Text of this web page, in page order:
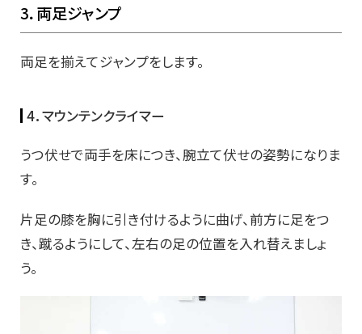
3．両足ジャンプ
両足を揃えてジャンプをします。
4．マウンテンクライマー
うつ伏せで両手を床につき、腕立て伏せの姿勢になりま
す。
片足の膝を胸に引き付けるように曲げ、前方に足をつ
き、蹴るようにして、左右の足の位置を入れ替えましょ
う。